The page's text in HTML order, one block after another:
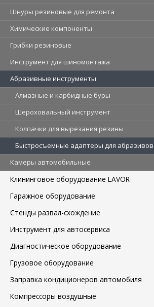
Шнуры резиновые для ремонта
Химические компоненты
Грибки резиновые
Инструмент для шиномонтажа
Абразивные инструменты
Алмазные и карбидные буры
Шероховальный инструмент
Колпачки для вырезания резины
Быстросъемные адаптеры для абразивов
Камеры автомобильные
Клининговое оборудование LAVOR
Гаражное оборудование
Стенды развал-схождение
Инструмент для автосервиса
Диагностическое оборудование
Грузовое оборудование
Заправка кондиционеров автомобиля
Компрессоры воздушные